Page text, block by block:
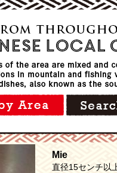
Mie
直径15センチ以